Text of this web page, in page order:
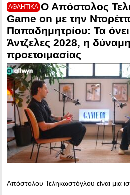
ΑΘΛΗΤΙΚΑ Ο Απόστολος
Game on με την
Παπαδημητρίου: Τα
Άντζελες 2028, η
προετοιμασίας
Απόστολου Τεληκωστόγλου είναι μια